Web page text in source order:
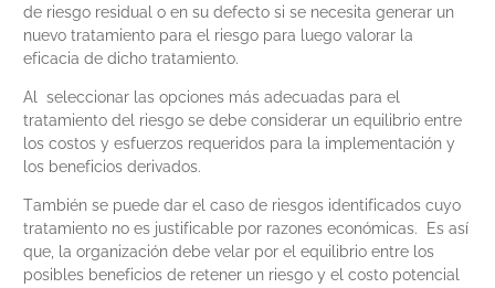
de riesgo residual o en su defecto si se necesita generar un
nuevo tratamiento para el riesgo para luego valorar la
eficacia de dicho tratamiento.
Al seleccionar las opciones más adecuadas para el
tratamiento del riesgo se debe considerar un equilibrio entre
los costos y esfuerzos requeridos para la implementación y
los beneficios derivados.
También se puede dar el caso de riesgos identificados cuyo
tratamiento no es justificable por razones económicas. Es así
que, la organización debe velar por el equilibrio entre los
posibles beneficios de retener un riesgo y el costo potencial